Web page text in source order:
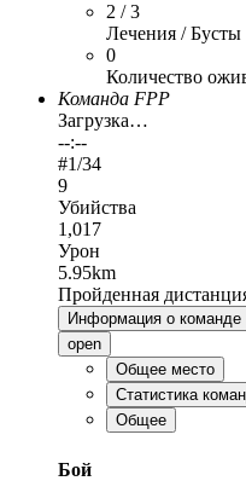
2 / 3
Лечения / Бусты
0
Количество
Команда FPP
Загрузка…
--:--
#1/34
9
Убийства
1,017
Урон
5.95km
Пройденная
Информация о команде
open
Общее место
Статистика
Общее
Бой